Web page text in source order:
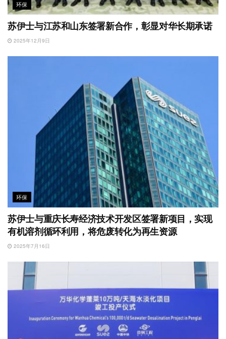
环保
苏伊士与江苏和山东签署新合作，彰显对华长期承诺
2025年12月9日
环保
苏伊士与重庆长寿经济技术开发区签署新项目，实现
有机溶剂循环利用，将危废转化为再生资源
2025年7月16日